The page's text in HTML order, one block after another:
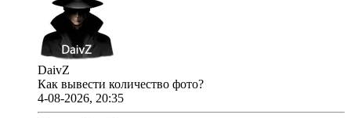
DaivZ
Как вывести количество фото?
4-08-2026, 20:35